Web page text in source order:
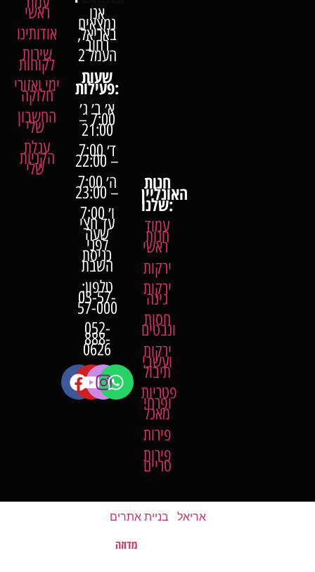
ראשי
אודותינו
שירות
לקוחות
ימי ואזורי
חלוקה
החשבון
שלי
עגלת
הקניות
שלי
אנו
נמצאים
באריאל,
רחוב
העמל 2
שעותפעילות:
א׳ ב׳ ג׳
7:00 –
21:00
ד׳ 7:00
– 22:00
ה׳ 7:00
– 23:00
ו׳ 7:00
עד חצי
שעה
לפני
כניסת
השבת
טלפון:
03-57-
57-000
052-
888-
0626
חנות
האונליין
שלנו:
עמוד
חנות
ראשי
ירקות
ירקות
גינה
חסות
ונבטים
ירקות
ועשבי
תיבול
פטריות
ופרחי
מאכל
פירות
פירות
טריים
אריאל בניית אתרים
האתר נבנה על ידימדוזה